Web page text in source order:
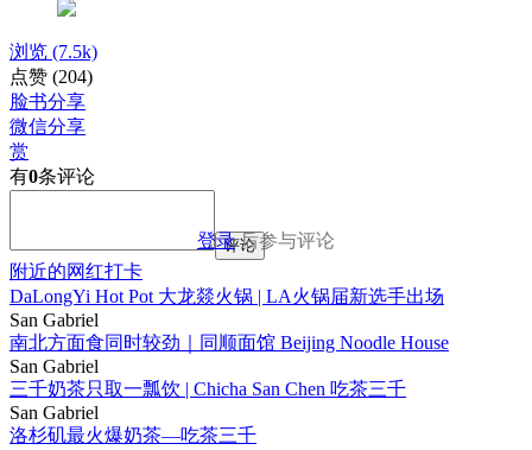
浏览 (7.5k)
点赞 (204)
脸书分享
微信分享
赏
有0条评论
登录后参与评论
评论
附近的网红打卡
DaLongYi Hot Pot 大龙燚火锅 | LA火锅届新选手出场
San Gabriel
南北方面食同时较劲｜同顺面馆 Beijing Noodle House
San Gabriel
三千奶茶只取一瓢饮 | Chicha San Chen 吃茶三千
San Gabriel
洛杉矶最火爆奶茶—吃茶三千